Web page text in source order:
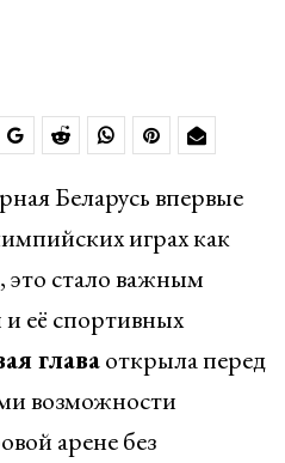
Беларусь впервые
играх как
это стало важным
её спортивных
главаоткрыла перед
возможности
арене без